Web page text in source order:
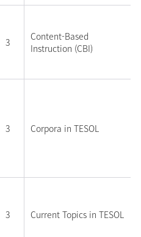
3
Content-Based
Instruction (CBI)
3 Corpora in TESOL
3 Current Topics in TESOL